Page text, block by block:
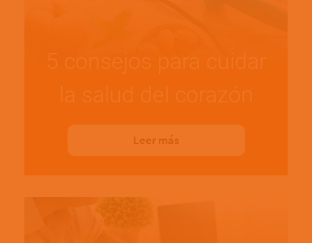
5 consejos para cuidar
la salud del corazón
Leer más